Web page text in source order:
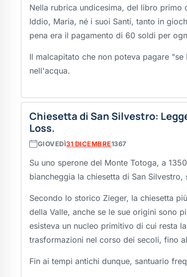
Nella rubrica undicesima, del libro primo
Iddio, Maria, né i suoi Santi, tanto in
pena era il pagamento di 60 soldi per
Il malcapitato che non poteva pagare
nell'acqua.
Chiesetta di San Silvestro:
Loss.
GIOVEDÌ31 DICEMBRE1367
Su uno sperone del Monte Totoga, a
biancheggia la chiesetta di San Silvestro,
Secondo lo storico Zieger, la chiesetta
della Valle, anche se le sue origini sono
esisteva un nucleo primitivo di cui resta
trasformazioni nel corso dei secoli, fino
Fin ai tempi antichi dunque, santuario